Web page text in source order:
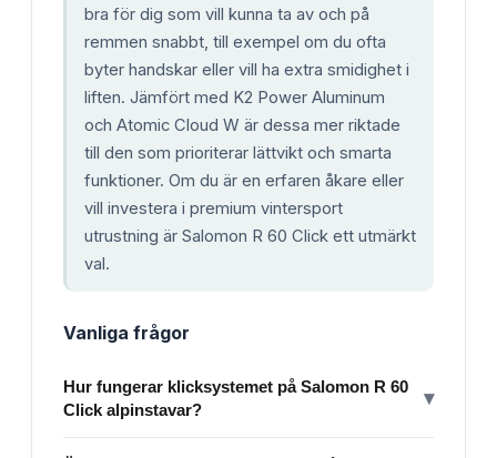
bra för dig som vill kunna ta av och på
remmen snabbt, till exempel om du ofta
byter handskar eller vill ha extra smidighet i
liften. Jämfört med K2 Power Aluminum
och Atomic Cloud W är dessa mer riktade
till den som prioriterar lättvikt och smarta
funktioner. Om du är en erfaren åkare eller
vill investera i premium vintersport
utrustning är Salomon R 60 Click ett utmärkt
val.
Vanliga frågor
Hur fungerar klicksystemet på Salomon R 60
Click alpinstavar?
▾